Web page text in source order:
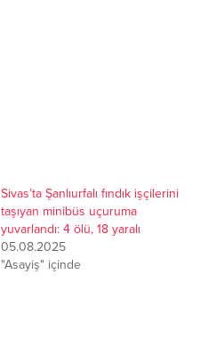
Sivas’ta Şanlıurfalı fındık işçilerini
taşıyan minibüs uçuruma
yuvarlandı: 4 ölü, 18 yaralı
05.08.2025
"Asayiş" içinde